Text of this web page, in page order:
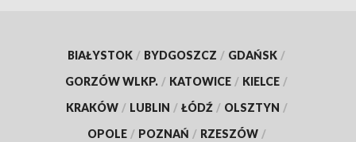
BIAŁYSTOK / BYDGOSZCZ / GDAŃSK /
GORZÓW WLKP. / KATOWICE / KIELCE /
KRAKÓW / LUBLIN / ŁÓDŹ / OLSZTYN /
OPOLE / POZNAŃ / RZESZÓW /